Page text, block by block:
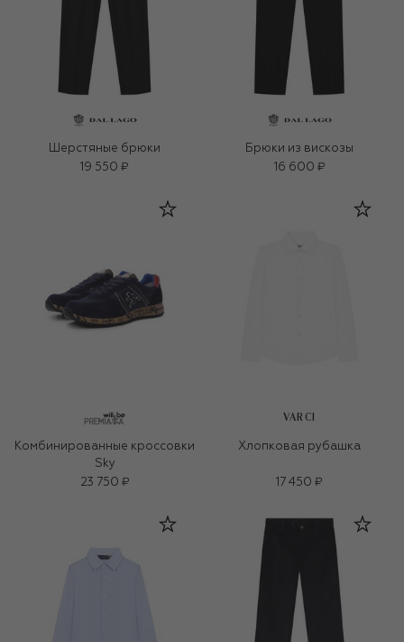
Шерстяные брюки
19 550 ₽
Брюки из вискозы
16 600 ₽
Комбинированные кроссовки
Sky
23 750 ₽
VARCI
Хлопковая рубашка
17 450 ₽